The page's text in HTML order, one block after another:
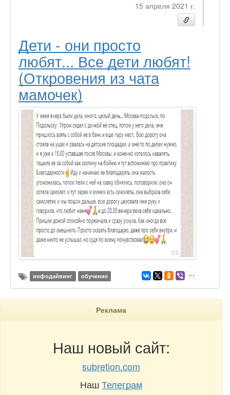
15 апреля 2021 г.
Дети - они просто
любят... Все дети любят!
(Откровения из чата
мамочек)
инфодайвинг обучение
Реклама
Наш новый сайт:
subretion.com
НашТелеграм